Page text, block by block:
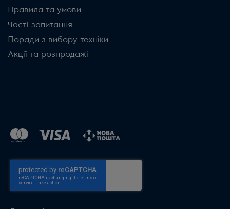
Правила та умови
Часті запитання
Поради з вибору техніки
Акції та розпродажі